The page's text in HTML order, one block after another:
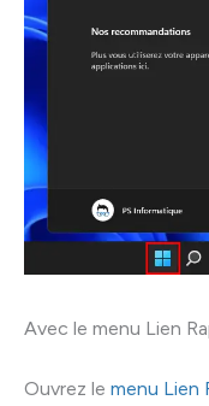
Avec le menu Lien
Ouvrez le menu Lien